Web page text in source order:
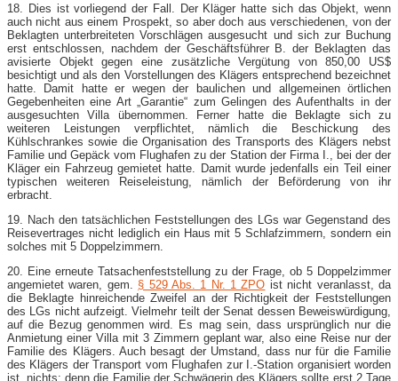
18. Dies ist vorliegend der Fall. Der Kläger hatte sich das Objekt, wenn
auch nicht aus einem Prospekt, so aber doch aus verschiedenen, von der
Beklagten unterbreiteten Vorschlägen ausgesucht und sich zur Buchung
erst entschlossen, nachdem der Geschäftsführer B. der Beklagten das
avisierte Objekt gegen eine zusätzliche Vergütung von 850,00 US$
besichtigt und als den Vorstellungen des Klägers entsprechend bezeichnet
hatte. Damit hatte er wegen der baulichen und allgemeinen örtlichen
Gegebenheiten eine Art „Garantie“ zum Gelingen des Aufenthalts in der
ausgesuchten Villa übernommen. Ferner hatte die Beklagte sich zu
weiteren Leistungen verpflichtet, nämlich die Beschickung des
Kühlschrankes sowie die Organisation des Transports des Klägers nebst
Familie und Gepäck vom Flughafen zu der Station der Firma I., bei der der
Kläger ein Fahrzeug gemietet hatte. Damit wurde jedenfalls ein Teil einer
typischen weiteren Reiseleistung, nämlich der Beförderung von ihr
erbracht.
19. Nach den tatsächlichen Feststellungen des LGs war Gegenstand des
Reisevertrages nicht lediglich ein Haus mit 5 Schlafzimmern, sondern ein
solches mit 5 Doppelzimmern.
20. Eine erneute Tatsachenfeststellung zu der Frage, ob 5 Doppelzimmer
angemietet waren, gem. § 529 Abs. 1 Nr. 1 ZPO ist nicht veranlasst, da
die Beklagte hinreichende Zweifel an der Richtigkeit der Feststellungen
des LGs nicht aufzeigt. Vielmehr teilt der Senat dessen Beweiswürdigung,
auf die Bezug genommen wird. Es mag sein, dass ursprünglich nur die
Anmietung einer Villa mit 3 Zimmern geplant war, also eine Reise nur der
Familie des Klägers. Auch besagt der Umstand, dass nur für die Familie
des Klägers der Transport vom Flughafen zur I.-Station organisiert worden
ist, nichts; denn die Familie der Schwägerin des Klägers sollte erst 2 Tage